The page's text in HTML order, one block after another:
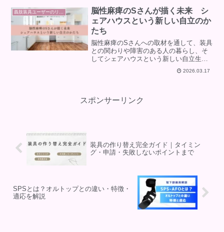
脳性麻痺のSさんが描く未来 シ
ェアハウスという新しい自立のか
たち
脳性麻痺のSさんへの取材を通して、装具
との関わりや障害のある人の暮らし、そ
してシェアハウスという新しい自立生活
の可能性を紹介します。親元を離れて地
域で暮らすことの難しさと、その一歩を
2026.03.17
スポンサーリンク
装具の作り替え完全ガイド｜タイミン
グ・申請・失敗しないポイントまで
SPSとは？オルトップとの違い・特徴・
適応を解説